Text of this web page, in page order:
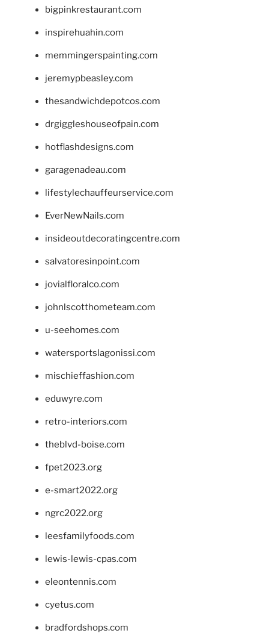
bigpinkrestaurant.com
inspirehuahin.com
memmingerspainting.com
jeremypbeasley.com
thesandwichdepotcos.com
drgiggleshouseofpain.com
hotflashdesigns.com
garagenadeau.com
lifestylechauffeurservice.com
EverNewNails.com
insideoutdecoratingcentre.com
salvatoresinpoint.com
jovialfloralco.com
johnlscotthometeam.com
u-seehomes.com
watersportslagonissi.com
mischieffashion.com
eduwyre.com
retro-interiors.com
theblvd-boise.com
fpet2023.org
e-smart2022.org
ngrc2022.org
leesfamilyfoods.com
lewis-lewis-cpas.com
eleontennis.com
cyetus.com
bradfordshops.com